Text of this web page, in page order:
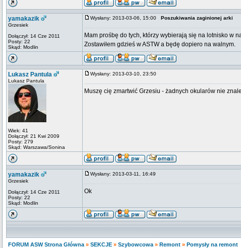
yamakazik
Grzesiek
Dołączył: 14 Cze 2011
Posty: 22
Skąd: Modlin
Wysłany: 2013-03-06, 15:00 Poszukiwania zaginionej arki
Mam prośbę do tych, którzy wybierają się na lotnisko w
Zostawiłem gdzieś w ASTW a będę dopiero na walnym.
Lukasz Pantula
Lukasz Pantula
Wiek: 41
Dołączył: 21 Kwi 2009
Posty: 279
Skąd: Warszawa/Sonina
Wysłany: 2013-03-10, 23:50
Muszę cię zmartwić Grzesiu - żadnych okularów nie
yamakazik
Grzesiek
Dołączył: 14 Cze 2011
Posty: 22
Skąd: Modlin
Wysłany: 2013-03-11, 16:49
Ok
FORUM ASW Strona Główna » SEKCJE » Szybowcowa » Remont » Pomysły na remont